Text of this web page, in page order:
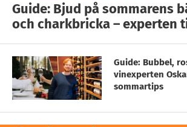
Guide: Bjud på sommarens
och charkbricka – experten
Guide: Bubbel,
vinexperten
sommartips